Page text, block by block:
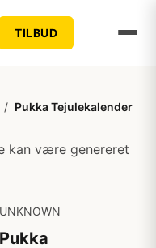
TILBUD
/ Pukka Tejulekalender
kan være genereret
UNKNOWN
Pukka